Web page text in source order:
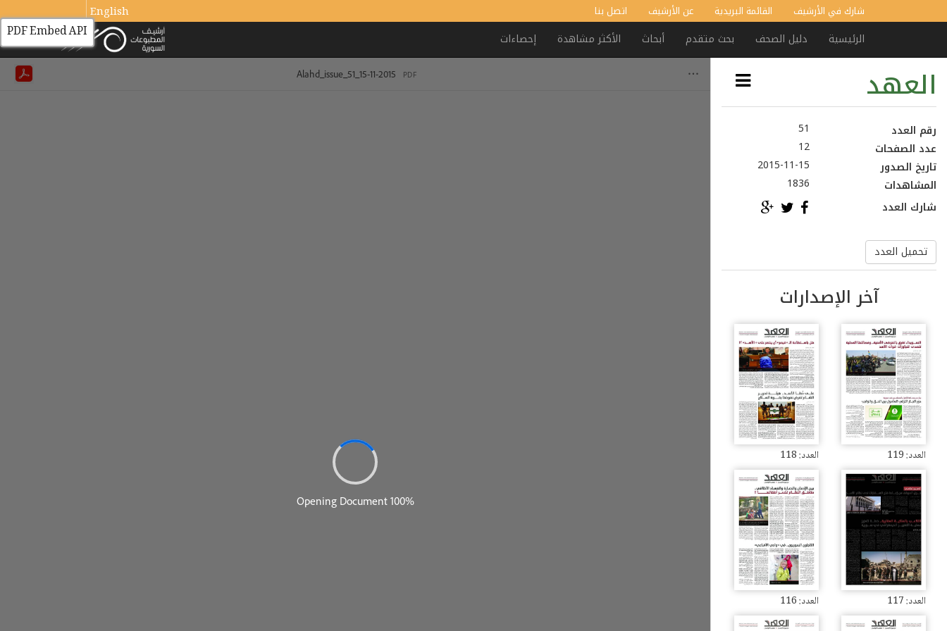
شارك في الأرشيف القائمة البريدية عن الأرشيف اتصل بنا English
الرئيسية دليل الصحف بحث متقدم أبحاث الأكثر مشاهدة إحصاءات
العهد
رقم العدد
51
عدد الصفحات
12
تاريخ الصدور
2015-11-15
المشاهدات
1836
شارك العدد
تحميل العدد
آخر الإصدارات
العدد: 119 العدد: 118
العدد: 117 العدد: 116
PDF Embed API